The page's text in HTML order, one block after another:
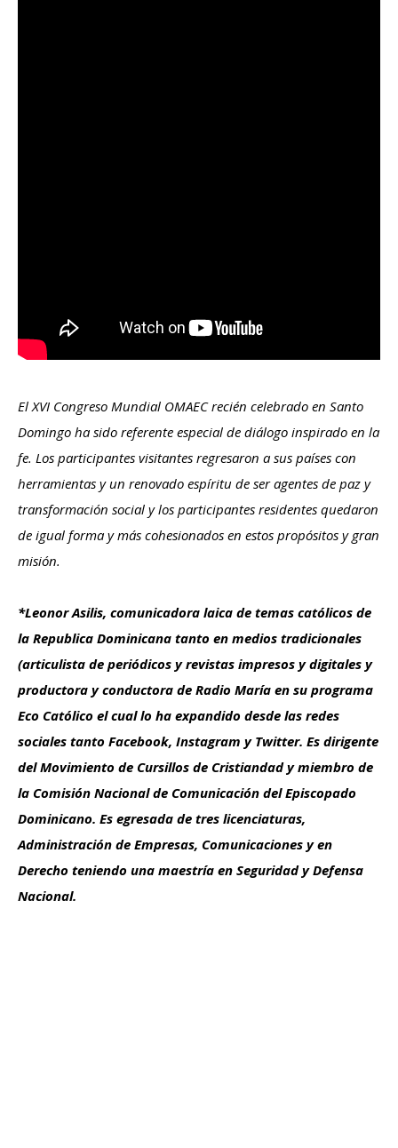
El XVI Congreso Mundial OMAEC recién celebrado en Santo
Domingo ha sido referente especial de diálogo inspirado en la
fe. Los participantes visitantes regresaron a sus países con
herramientas y un renovado espíritu de ser agentes de paz y
transformación social y los participantes residentes quedaron
de igual forma y más cohesionados en estos propósitos y gran
misión.
*Leonor Asilis, comunicadora laica de temas católicos de
la Republica Dominicana tanto en medios tradicionales
(articulista de periódicos y revistas impresos y digitales y
productora y conductora de Radio María en su programa
Eco Católico el cual lo ha expandido desde las redes
sociales tanto Facebook, Instagram y Twitter. Es dirigente
del Movimiento de Cursillos de Cristiandad y miembro de
la Comisión Nacional de Comunicación del Episcopado
Dominicano. Es egresada de tres licenciaturas,
Administración de Empresas, Comunicaciones y en
Derecho teniendo una maestría en Seguridad y Defensa
Nacional.